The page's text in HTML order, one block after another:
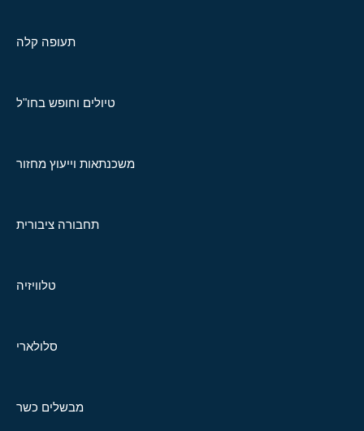
תעופה קלה
טיולים וחופש בחו"ל
משכנתאות וייעוץ מחזור
תחבורה ציבורית
טלוויזיה
סלולארי
מבשלים כשר